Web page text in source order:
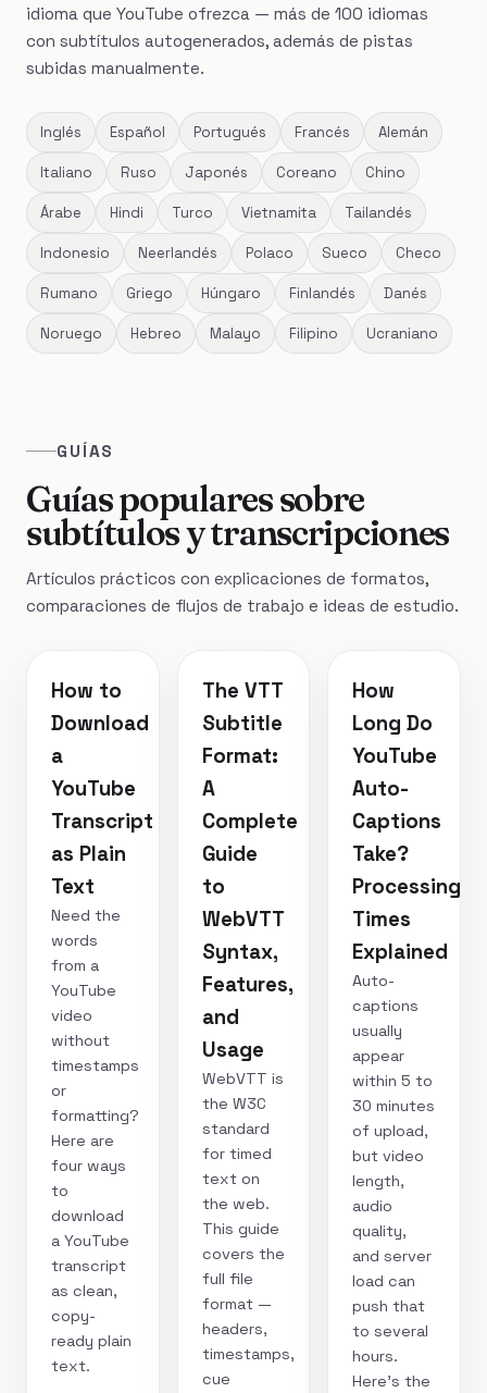
idioma que YouTube ofrezca — más de 100 idiomas
con subtítulos autogenerados, además de pistas
subidas manualmente.
Inglés Español Portugués Francés Alemán
Italiano Ruso Japonés Coreano Chino
Árabe Hindi Turco Vietnamita Tailandés
Indonesio Neerlandés Polaco Sueco Checo
Rumano Griego Húngaro Finlandés Danés
Noruego Hebreo Malayo Filipino Ucraniano
GUÍAS
Guías populares sobre
subtítulos y transcripciones
Artículos prácticos con explicaciones de formatos,
comparaciones de flujos de trabajo e ideas de estudio.
How to
Download
a
YouTube
Transcript
as Plain
Text
Need the
words
from a
YouTube
video
without
timestamps
or
formatting?
Here are
four ways
to
download
a YouTube
transcript
as clean,
copy-
ready plain
text.
The VTT
Subtitle
Format:
A
Complete
Guide
to
WebVTT
Syntax,
Features,
and
Usage
WebVTT is
the W3C
standard
for timed
text on
the web.
This guide
covers the
full file
format —
headers,
timestamps,
cue
How
Long Do
YouTube
Auto-
Captions
Take?
Processing
Times
Explained
Auto-
captions
usually
appear
within 5 to
30 minutes
of upload,
but video
length,
audio
quality,
and server
load can
push that
to several
hours.
Here's the